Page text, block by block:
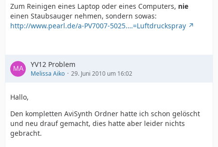
Zum Reinigen eines Laptop oder eines Computers, nie
einen Staubsauger nehmen, sondern sowas:
http://www.pearl.de/a-PV7007-5025.…=Luftdruckspray
YV12 Problem
Melissa Aiko 29. Juni 2010 um 16:02
Hallo,
Den kompletten AviSynth Ordner hatte ich schon gelöscht
und neu drauf gemacht, dies hatte aber leider nichts
gebracht.